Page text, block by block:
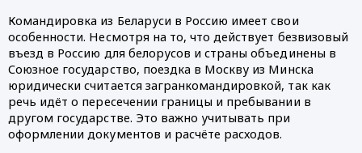
Командировка из Беларуси в Россию имеет свои
особенности. Несмотря на то, что действует безвизовый
въезд в Россию для белорусов и страны объединены в
Союзное государство, поездка в Москву из Минска
юридически считается загранкомандировкой, так как
речь идёт о пересечении границы и пребывании в
другом государстве. Это важно учитывать при
оформлении документов и расчёте расходов.